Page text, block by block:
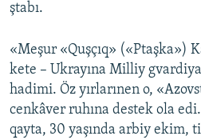
ştabı.
«Meşur «Quşçıq» («Ptaşka»)
kete – Ukrayına Milliy
hadimi. Öz yırlarınen o,
cenkâver ruhına destek ola
qayta, 30 yaşında arbiy ekim,